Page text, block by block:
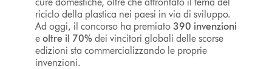
riciclo della plastica nei paesi in via di sviluppo.
Ad oggi, il concorso ha premiato 390 invenzioni
e oltre il 70% dei vincitori globali delle scorse
edizioni sta commercializzando le proprie
invenzioni.